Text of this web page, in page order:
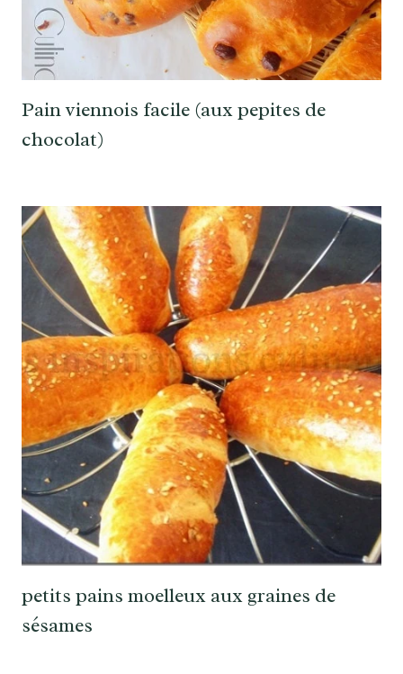
Pain viennois facile (aux pepites de
chocolat)
petits pains moelleux aux graines de
sésames